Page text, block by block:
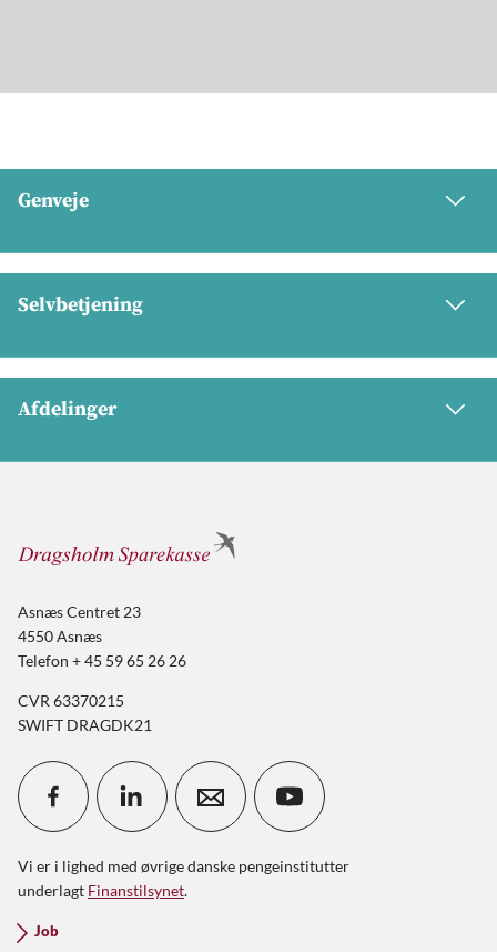
Genveje
Selvbetjening
Afdelinger
Asnæs Centret 23
4550 Asnæs
Telefon + 45 59 65 26 26
CVR 63370215
SWIFT DRAGDK21
Vi er i lighed med øvrige danske pengeinstitutter
underlagt Finanstilsynet.
Job